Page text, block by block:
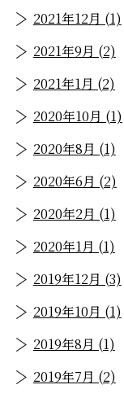
2021年12月 (1)
2021年9月 (2)
2021年1月 (2)
2020年10月 (1)
2020年8月 (1)
2020年6月 (2)
2020年2月 (1)
2020年1月 (1)
2019年12月 (3)
2019年10月 (1)
2019年8月 (1)
2019年7月 (2)